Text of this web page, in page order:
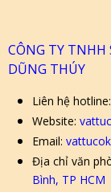
CÔNG TY TNHH
DŨNG THÚY
Liên hệ hotline:
Website:
Email:
Địa chỉ văn
Bình, TP HCM